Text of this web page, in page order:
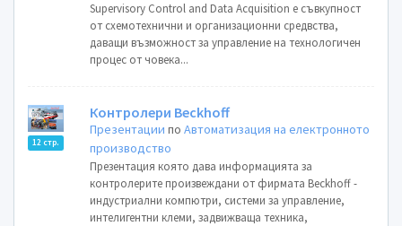
Supervisory Control and Data Acquisition е съвкупност
от схемотехнични и организационни средвства,
даващи възможност за управление на технологичен
процес от човека...
12 стр.
Контролери Beckhoff
Презентации поАвтоматизация на електронното
производство
Презентация която дава информацията за
контролерите произвеждани от фирмата Beckhoff -
индустриални компютри, системи за управление,
интелигентни клеми, задвижваща техника,